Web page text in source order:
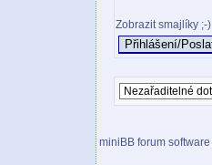
Zobrazit smajlíky ;-)
miniBB forum software